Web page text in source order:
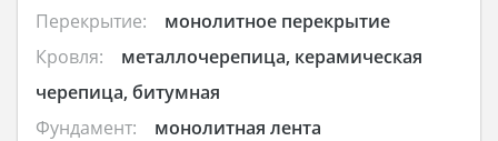
Перекрытие:
монолитное перекрытие
Кровля:
металлочерепица, керамическая
черепица, битумная
Фундамент:
монолитная лента